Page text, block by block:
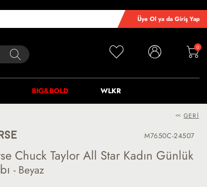
Üye Ol ya da Giriş Yap
0
BIG&BOLD WLKR
<< GERI
M7650C-24507
Chuck Taylor All Star Kadın Günlük
- Beyaz